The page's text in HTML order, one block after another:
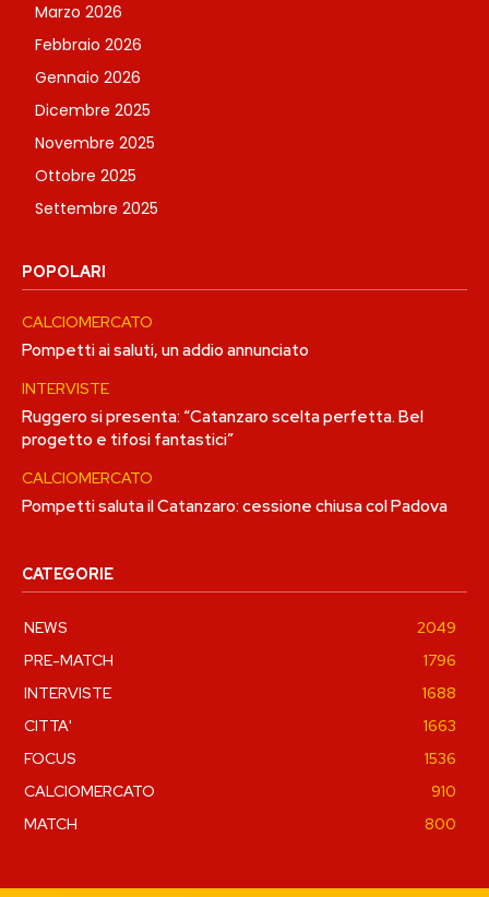
Marzo 2026
Febbraio 2026
Gennaio 2026
Dicembre 2025
Novembre 2025
Ottobre 2025
Settembre 2025
POPOLARI
CALCIOMERCATO
Pompetti ai saluti, un addio annunciato
INTERVISTE
Ruggero si presenta: “Catanzaro scelta perfetta. Bel
progetto e tifosi fantastici”
CALCIOMERCATO
Pompetti saluta il Catanzaro: cessione chiusa col Padova
CATEGORIE
NEWS
2049
PRE-MATCH
1796
INTERVISTE
1688
CITTA'
1663
FOCUS
1536
CALCIOMERCATO
910
MATCH
800